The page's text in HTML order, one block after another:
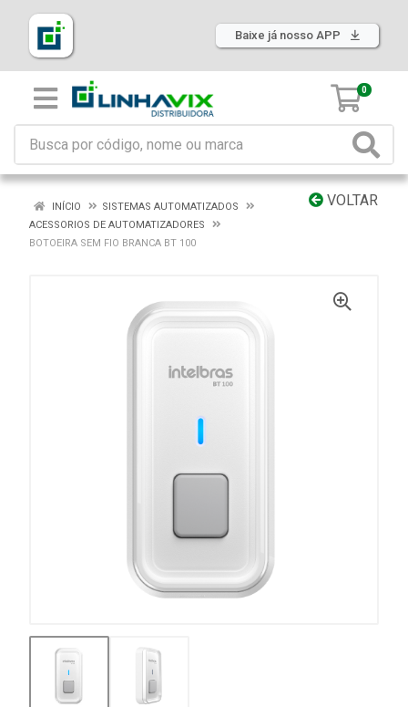
Baixe já nosso APP
0
VOLTAR
INÍCIO
SISTEMAS AUTOMATIZADOS
ACESSORIOS DE AUTOMATIZADORES
BOTOEIRA SEM FIO BRANCA BT 100